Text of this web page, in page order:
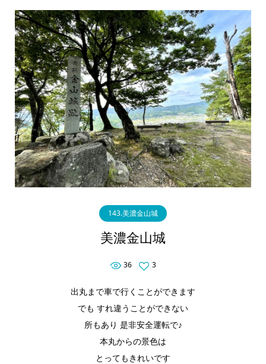
143.美濃金山城
美濃金山城
36 3
出丸まで車で行くことができます
でも すれ違うことができない
所もあり 是非安全運転で♪
本丸からの景色は
とってもきれいです